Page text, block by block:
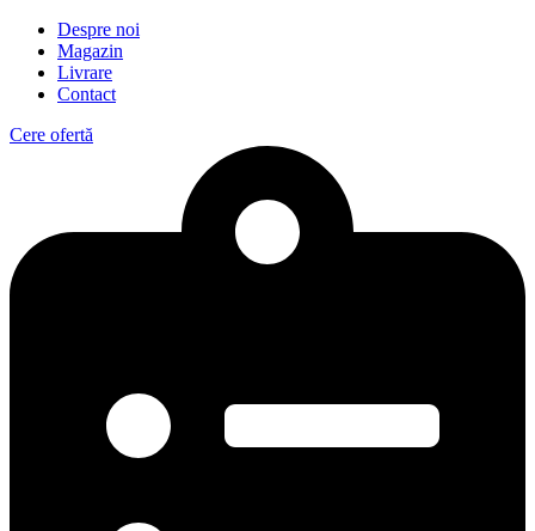
Despre noi
Magazin
Livrare
Contact
Cere ofertă